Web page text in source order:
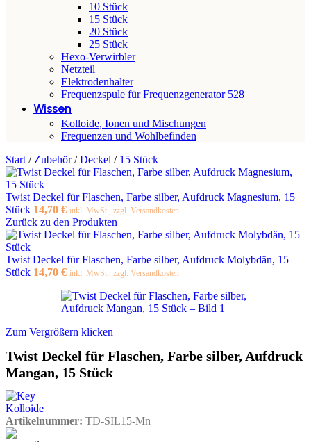
10 Stück
15 Stück
20 Stück
25 Stück
Hexo-Verwirbler
Netzteil
Elektrodenhalter
Frequenzspule für Frequenzgenerator 528
Wissen
Kolloide, Ionen und Mischungen
Frequenzen und Wohlbefinden
Start / Zubehör/ Deckel / 15 Stück
Twist Deckel für Flaschen, Farbe silber, Aufdruck Magnesium, 15
Stück 14,70 € inkl. MwSt., zzgl. Versandkosten
Zurück zu den Produkten
Twist Deckel für Flaschen, Farbe silber, Aufdruck Molybdän, 15
Stück 14,70 € inkl. MwSt., zzgl. Versandkosten
Zum Vergrößern klicken
Twist Deckel für Flaschen, Farbe silber, Aufdruck
Mangan, 15 Stück
Artikelnummer: TD-SIL15-Mn